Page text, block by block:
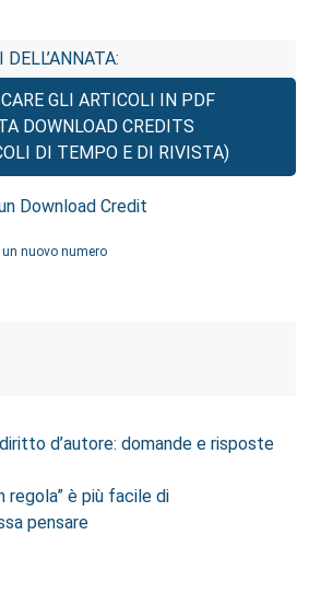
GLI ARTICOLI IN PDF
DOWNLOAD CREDITS
DI TEMPO E DI RIVISTA)
Download Credit
nuovo numero
d’autore: domande e risposte
regola” è più facile di
pensare